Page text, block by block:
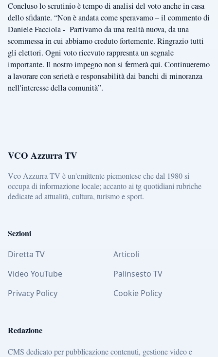
Concluso lo scrutinio è tempo di analisi del voto anche in casa
dello sfidante. “Non è andata come speravamo – il commento di
Daniele Facciola - Partivamo da una realtà nuova, da una
scommessa in cui abbiamo creduto fortemente. Ringrazio tutti
gli elettori. Ogni voto ricevuto rappresnta un segnale
importante. Il nostro impegno non si fermerà qui. Continueremo
a lavorare con serietà e responsabilità dai banchi di minoranza
nell'interesse della comunità”.
VCO Azzurra TV
Vco Azzurra TV è un'emittente piemontese che dal 1980 si
occupa di informazione locale; accanto ai tg quotidiani rubriche
dedicate ad attualità, cultura, turismo e sport.
Sezioni
Diretta TV
Articoli
Video YouTube
Palinsesto TV
Privacy Policy
Cookie Policy
Redazione
CMS dedicato per pubblicazione contenuti, gestione video e